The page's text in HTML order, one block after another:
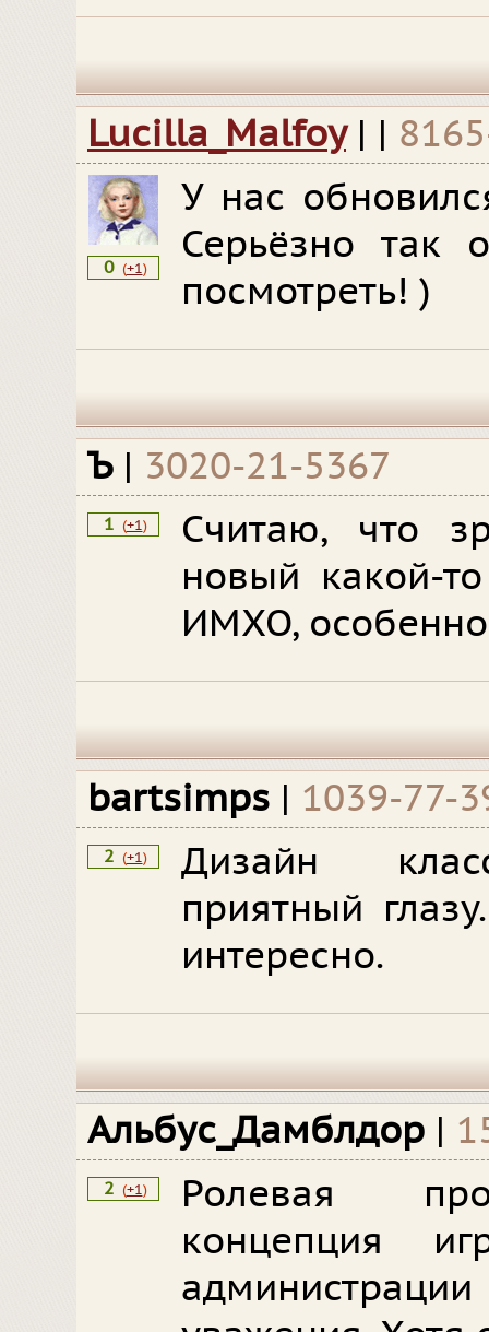
Lucilla_Malfoy | |
0 (+1)
У нас
Серьёзно так
посмотреть! )
Ъ | 3020-21-5367
1 (+1)
Считаю, что
новый какой-
ИМХО,
bartsimps | 1039-77-
2 (+1)
Дизайн
приятный
интересно.
Альбус_Дамблдор |
2 (+1)
Ролевая
концепция